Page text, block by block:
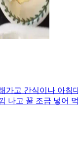
가고 간식이나 아
나고 꿀 조금 넣어